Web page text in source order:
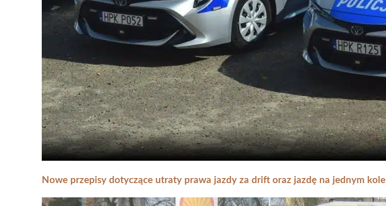
Nowe przepisy dotyczące utraty prawa jazdy za drift oraz jazdę na jednym kole